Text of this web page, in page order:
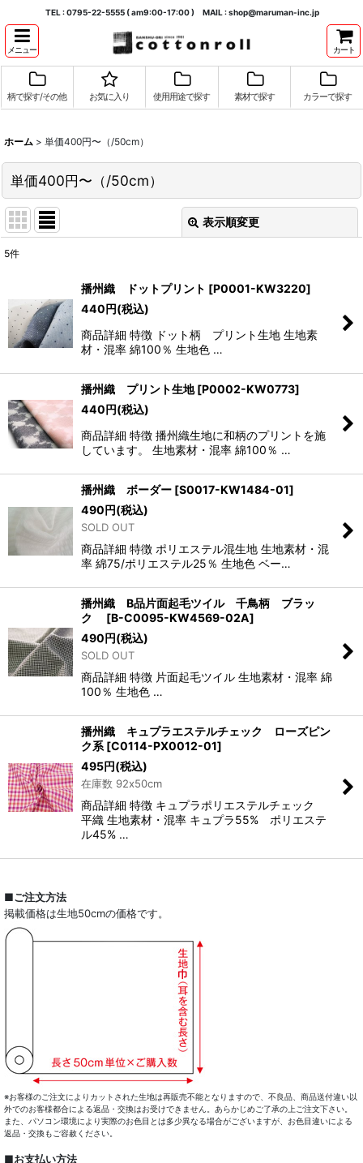
TEL : 0795-22-5555 ( am9:00-17:00 ) MAIL : shop@maruman-inc.jp
メニュー カート
柄で探す/その他 お気に入り 使用用途で探す 素材で探す カラーで探す
ホーム > 単価400円〜（/50cm）
単価400円〜（/50cm）
表示順変更
並び順:
絞り込む
5件
播州織 ドットプリント [P0001-KW3220]
440円(税込)
商品詳細 特徴 ドット柄 プリント生地 生地素
材・混率 綿100％ 生地色 …
播州織 プリント生地 [P0002-KW0773]
440円(税込)
商品詳細 特徴 播州織生地に和柄のプリントを施
しています。 生地素材・混率 綿100％ …
播州織 ボーダー [S0017-KW1484-01]
490円(税込)
SOLD OUT
商品詳細 特徴 ポリエステル混生地 生地素材・混
率 綿75/ポリエステル25％ 生地色 ベー…
播州織 B品片面起毛ツイル 千鳥柄 ブラッ
ク
[B-C0095-KW4569-02A]
490円(税込)
SOLD OUT
商品詳細 特徴 片面起毛ツイル 生地素材・混率 綿
100％ 生地色 …
播州織 キュプラエステルチェック ローズピン
ク系 [C0114-PX0012-01]
495円(税込)
在庫数 92x50cm
商品詳細 特徴 キュプラポリエステルチェック
平織 生地素材・混率 キュプラ55% ポリエステ
ル45% …
■ご注文方法
掲載価格は生地50cmの価格です。
※お客様のご注文によりカットされた生地は再販売不能となりますので、不良品、商品送付違い以
外でのお客様都合による返品・交換はお受けできません。あらかじめご了承の上ご注文下さい。
また、パソコン環境により実際のお色目とは多少異なる場合がございますが、お色目違いによる
返品・交換もご容赦ください。
■お支払い方法